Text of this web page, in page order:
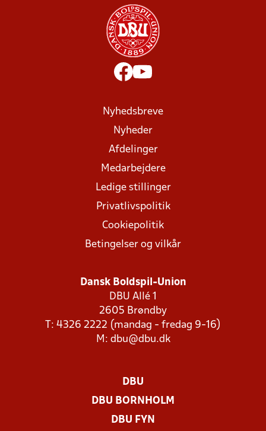
Nyhedsbreve
Nyheder
Afdelinger
Medarbejdere
Ledige stillinger
Privatlivspolitik
Cookiepolitik
Betingelser og vilkår
Dansk Boldspil-Union
DBU Allé 1
2605 Brøndby
T: 4326 2222 (mandag - fredag 9-16)
M: dbu@dbu.dk
DBU
DBU BORNHOLM
DBU FYN